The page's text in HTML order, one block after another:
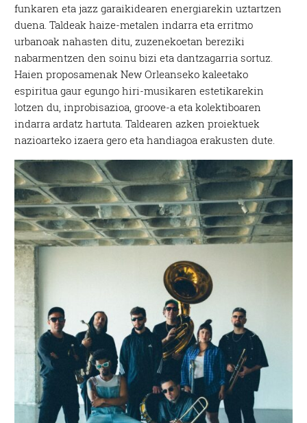
funkaren eta jazz garaikidearen energiarekin uztartzen
duena. Taldeak haize-metalen indarra eta erritmo
urbanoak nahasten ditu, zuzenekoetan bereziki
nabarmentzen den soinu bizi eta dantzagarria sortuz.
Haien proposamenak New Orleanseko kaleetako
espiritua gaur egungo hiri-musikaren estetikarekin
lotzen du, inprobisazioa, groove-a eta kolektiboaren
indarra ardatz hartuta. Taldearen azken proiektuek
nazioarteko izaera gero eta handiagoa erakusten dute.